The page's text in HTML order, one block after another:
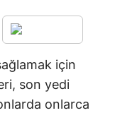
için
son yedi
onlarca